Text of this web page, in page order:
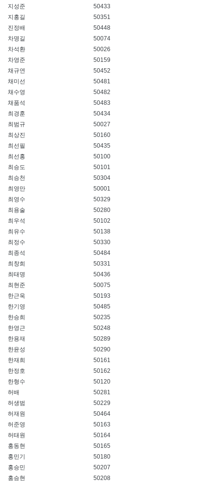
지성준
50433
지홍길
50351
진정배
50448
차명길
50074
차석환
50026
차영준
50159
채규연
50452
채미선
50481
채수영
50482
채품석
50483
최경훈
50434
최범규
50027
최상진
50160
최선필
50435
최선홍
50100
최승도
50101
최승천
50304
최영만
50001
최영수
50329
최용술
50280
최우석
50102
최유수
50138
최정수
50330
최종석
50484
최창희
50331
최태명
50436
최현준
50075
한근욱
50193
한기영
50485
한승희
50235
한영근
50248
한용재
50289
한윤성
50290
한재희
50161
한정호
50162
한형수
50120
허배
50281
허생범
50229
허재원
50464
허준영
50163
허태원
50164
홍동현
50165
홍민기
50180
홍승민
50207
홍승현
50208